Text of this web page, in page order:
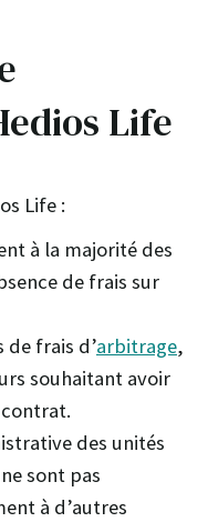
Life
Life :
à la majorité des
de frais sur
frais d’arbitrage,
souhaitant avoir
des unités
sont pas
à d’autres